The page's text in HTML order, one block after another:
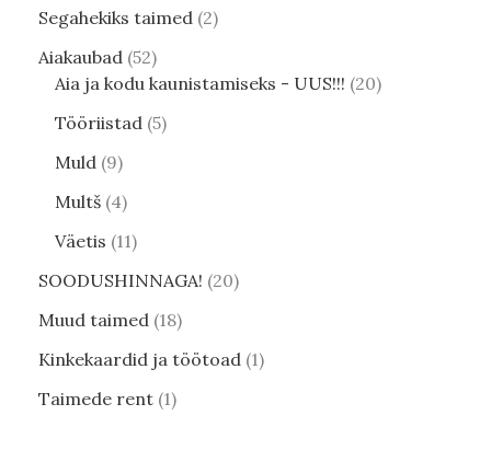
Segahekiks taimed 2
Aiakaubad 52
Aia ja kodu kaunistamiseks - UUS!!! 20
Tööriistad 5
Muld 9
Multš 4
Väetis 11
SOODUSHINNAGA! 20
Muud taimed 18
Kinkekaardid ja töötoad 1
Taimede rent 1